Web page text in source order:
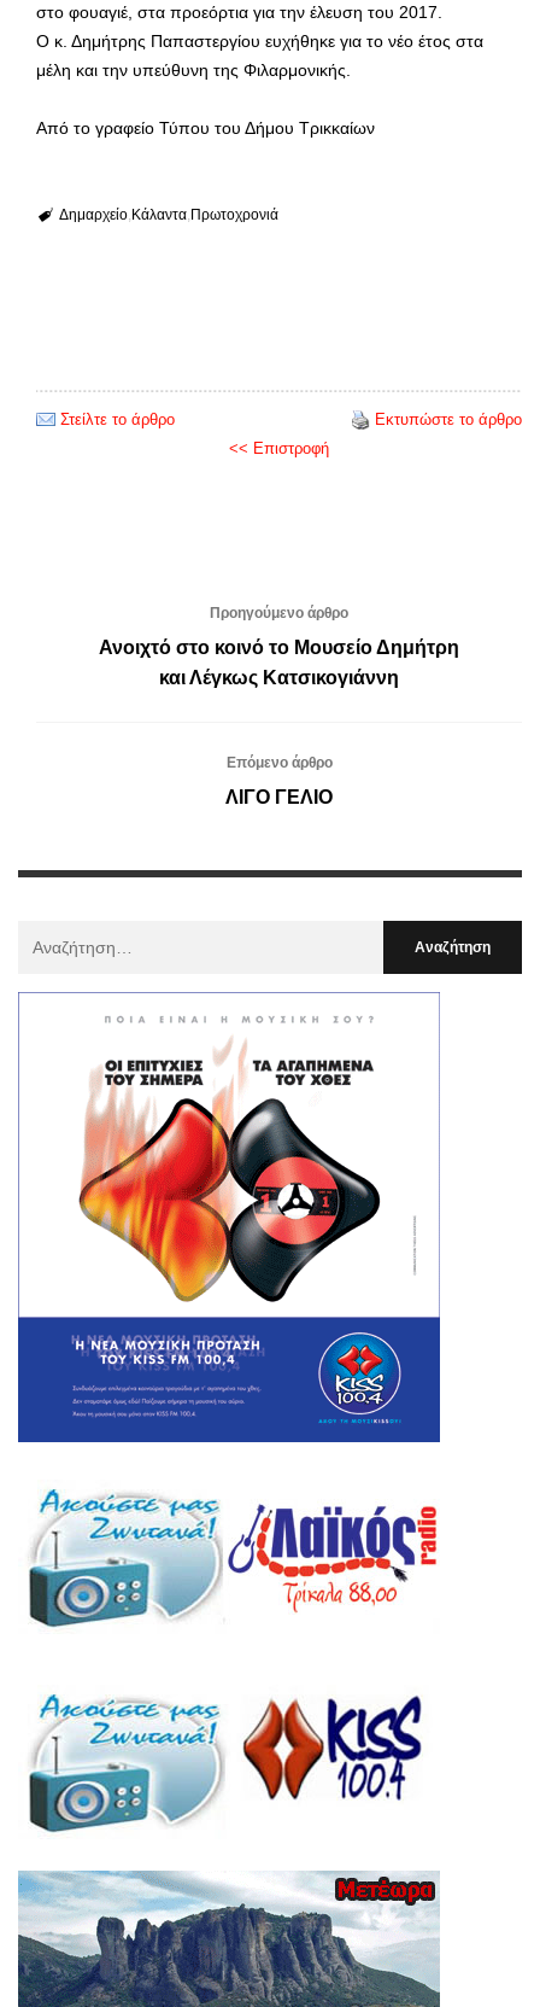
στο φουαγιέ, στα προεόρτια για την έλευση του 2017.
Ο κ. Δημήτρης Παπαστεργίου ευχήθηκε για το νέο έτος στα
μέλη και την υπεύθυνη της Φιλαρμονικής.
Από το γραφείο Τύπου του Δήμου Τρικκαίων
Δημαρχείο Κάλαντα Πρωτοχρονιά
Στείλτε το άρθρο
Εκτυπώστε το άρθρο
<< Επιστροφή
Προηγούμενο άρθρο
Ανοιχτό στο κοινό το Μουσείο Δημήτρη
και Λέγκως Κατσικογιάννη
Επόμενο άρθρο
ΛΙΓΟ ΓΕΛΙΟ
: